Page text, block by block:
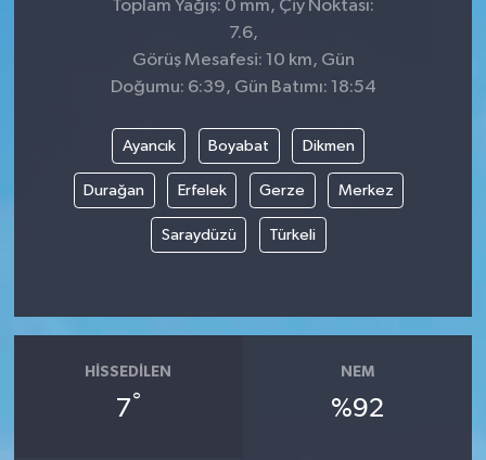
Toplam Yağış: 0 mm, Çiy Noktası:
7.6,
Görüş Mesafesi: 10 km, Gün
Doğumu: 6:39, Gün Batımı: 18:54
Ayancık Boyabat Dikmen
Durağan Erfelek Gerze Merkez
Saraydüzü Türkeli
HISSEDILEN
7°
NEM
%92